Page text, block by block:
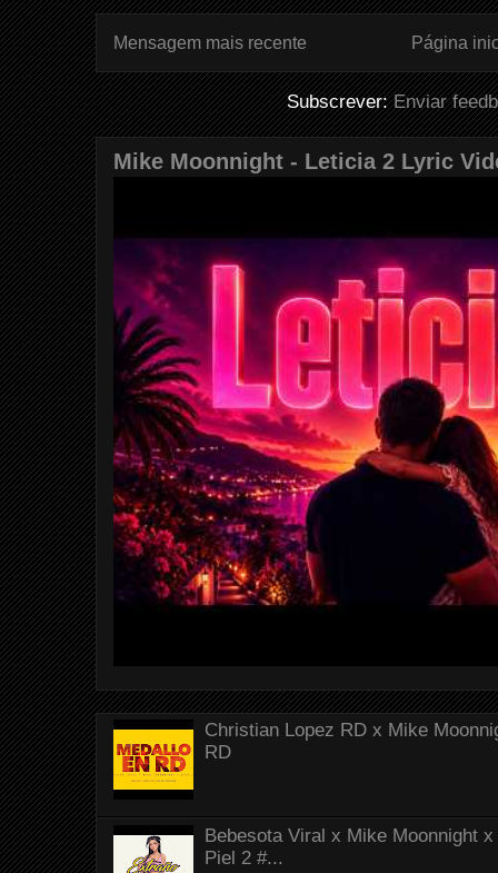
Mensagem mais recente Página
Subscrever:Enviar
Mike Moonnight - Leticia 2 Lyric
Christian Lopez RD x Mike
RD
Bebesota Viral x Mike Moonnight
Piel 2 #...